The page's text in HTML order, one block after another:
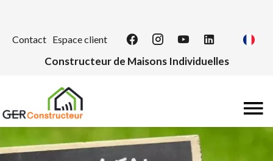
Contact Espace client
Constructeur de Maisons Individuelles